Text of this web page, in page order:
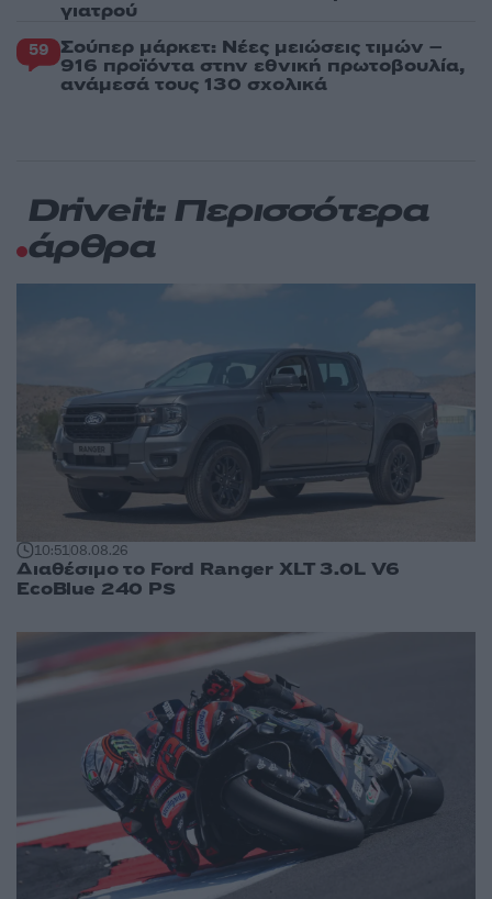
γιατρού
59 Σούπερ μάρκετ: Νέες μειώσεις τιμών –
916 προϊόντα στην εθνική πρωτοβουλία,
ανάμεσά τους 130 σχολικά
Driveit: Περισσότερα
άρθρα
10:5108.08.26
Διαθέσιμο το Ford Ranger XLT 3.0L V6
EcoBlue 240 PS